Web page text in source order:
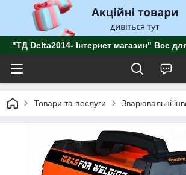
"ТД Delta2014- Інтернет магазин" Все
Товари та послуги Зварювальні